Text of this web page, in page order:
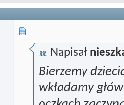
Napisał
Bierzemy
wkładamy